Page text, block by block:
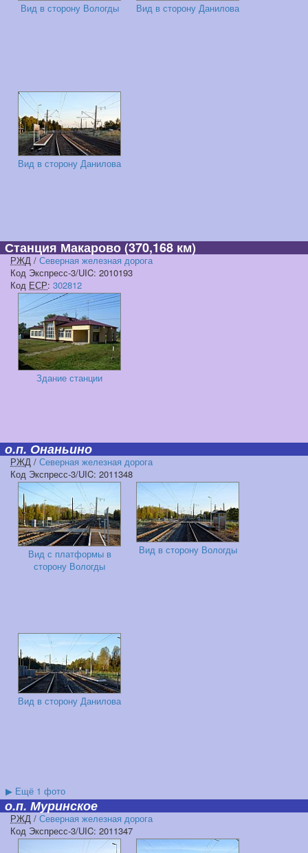
Вид в сторону Вологды Вид в сторону Данилова
Вид в сторону Данилова
Станция Макарово(370,168 км)
РЖД / Северная железная дорога
Код Экспресс-3/UIC: 2010193
Код ЕСР: 302812
Здание станции
о.п. Онаньино
РЖД / Северная железная дорога
Код Экспресс-3/UIC: 2011348
Вид с платформы в
сторону Вологды
Вид в сторону Вологды
Вид в сторону Данилова
▶ Ещё 1 фото
о.п. Муринское
РЖД / Северная железная дорога
Код Экспресс-3/UIC: 2011347